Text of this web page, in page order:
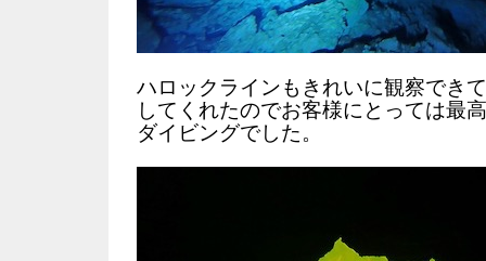
ハロックラインもきれいに観察でき
してくれたのでお客様にとっては最
ダイビングでした。